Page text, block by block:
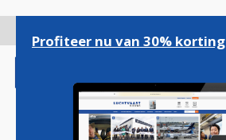
gaan
Profiteer nu van 30% korting